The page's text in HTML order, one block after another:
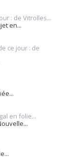
: de Vitrolles...
en...
ce jour : de
en folie...